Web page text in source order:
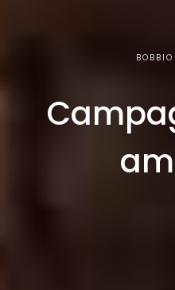
BOBBIO